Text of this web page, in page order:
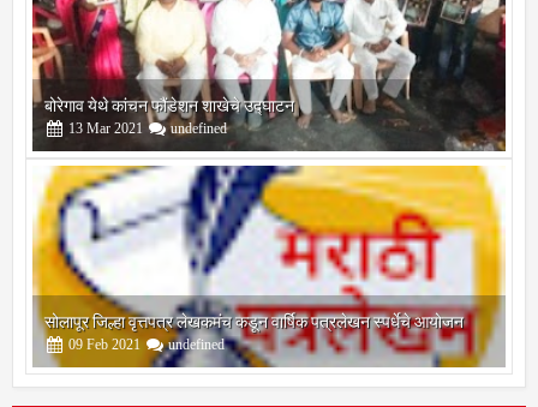
सोलापूर जिल्हा वृत्तपत्र लेखकमंच कडून वार्षिक पत्रलेखन स्पर्धेचे आयोजन
09 Feb 2021 undefined
श्री मल्लिकार्जुन प्रशालेकडून उमाकांत गाढवे यांचा सत्कार
25 Mar 2021 undefined